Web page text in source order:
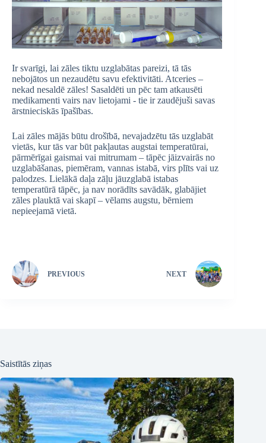
Ir svarīgi, lai zāles tiktu uzglabātas pareizi, tā tās
nebojātos un nezaudētu savu efektivitāti. Atceries –
nekad nesaldē zāles! Sasaldēti un pēc tam atkausēti
medikamenti vairs nav lietojami - tie ir zaudējuši savas
ārstnieciskās īpašības.
Lai zāles mājās būtu drošībā, nevajadzētu tās uzglabāt
vietās, kur tās var būt pakļautas augstai temperatūrai,
pārmērīgai gaismai vai mitrumam – tāpēc jāizvairās no
uzglabāšanas, piemēram, vannas istabā, virs plīts vai uz
palodzes. Lielākā daļa zāļu jāuzglabā istabas
temperatūrā tāpēc, ja nav norādīts savādāk, glabājiet
zāles plauktā vai skapī – vēlams augstu, bērniem
nepieejamā vietā.
PREVIOUS NEXT
Saistītās ziņas